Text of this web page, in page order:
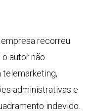
recorreu
autor não
administrativas e
indevido.